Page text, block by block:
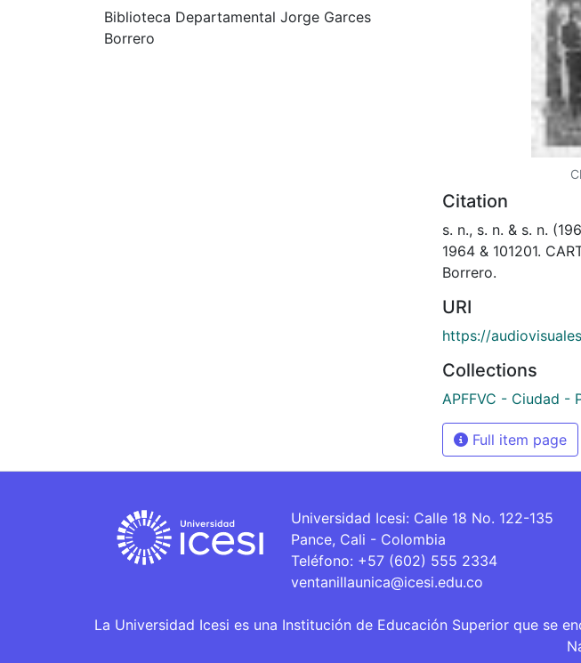
Biblioteca Departamental Jorge Garces
Borrero
Citation
s. n., s. n. & s. n.
1964 & 101201.
Borrero.
URI
https://
Collections
APFFVC - Ciudad -
Full item page
Universidad Icesi: Calle 18 No. 122-135
Pance, Cali - Colombia
Teléfono: +57 (602) 555 2334
ventanillaunica@icesi.edu.co
La Universidad Icesi es una Institución de Educación Superior que se